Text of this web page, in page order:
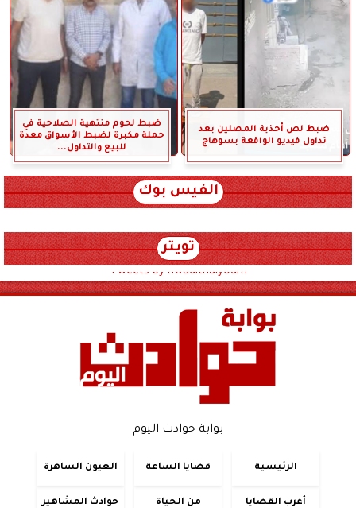
ضبط لص أحذية المصلين بعد
تداول فيديو الواقعة بسوهاج
ضبط لحوم منتهية الصلاحية في
حملة مكبرة لضبط الأسواق معدة
للبيع والتداول...
الفيس بوك
تويتر
Tweets by hwadithalyoum
بوابة حوادث اليوم
الرئيسية قضايا الساعة العيون الساهرة
أغرب القضايا من الحياة حوادث المشاهير